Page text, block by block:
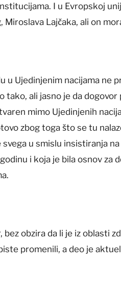
I u Evropskoj
Miroslava Lajčaka, ali on
u Ujedinjenim nacijama ne
tako, ali jasno je da
mimo Ujedinjenih
zbog toga što se tu
svega u smislu insistiranja
i koja je bila osnov za
bez obzira da li je iz oblasti
promenili, a deo je